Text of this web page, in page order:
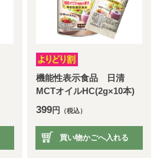
機能性表示食品 日清
MCTオイルHC(2g×10本)
399 円 （税込）
買い物かごへ入れる